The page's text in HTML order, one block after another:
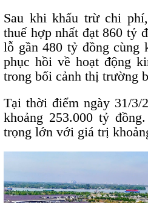
Sau khi khấu trừ chi
thuế hợp nhất đạt 860 tỷ
lỗ gần 480 tỷ đồng cùng
phục hồi về hoạt động
trong bối cảnh thị trường
Tại thời điểm ngày 31/3/
khoảng 253.000 tỷ
trọng lớn với giá trị